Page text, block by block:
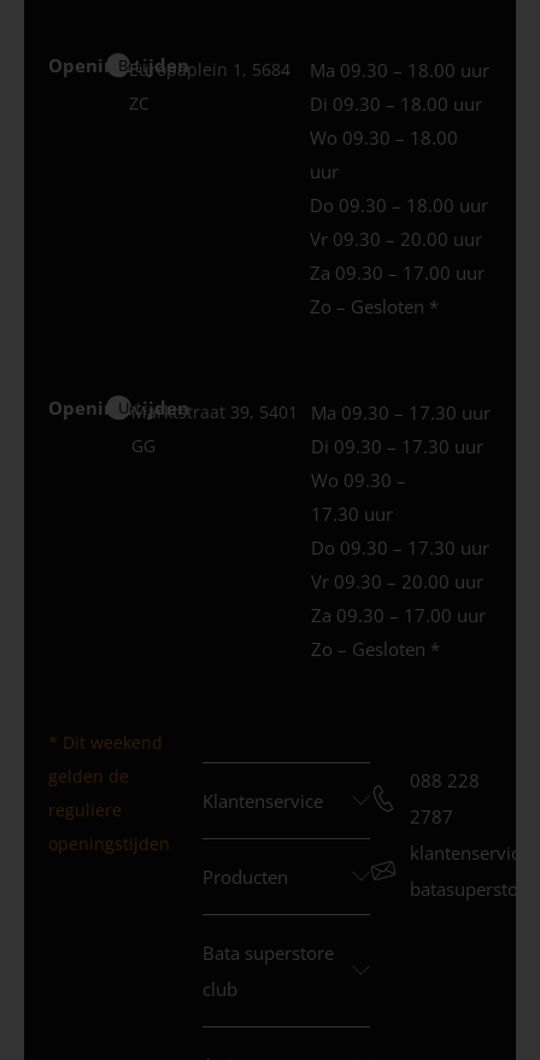
Openingstijden
Best
Europaplein 1, 5684
ZC
Ma 09.30 – 18.00 uur
Di 09.30 – 18.00 uur
Wo 09.30 – 18.00
uur
Do 09.30 – 18.00 uur
Vr 09.30 – 20.00 uur
Za 09.30 – 17.00 uur
Zo – Gesloten *
Openingstijden
Uden
Marktstraat 39, 5401
GG
Ma 09.30 – 17.30 uur
Di 09.30 – 17.30 uur
Wo 09.30 –
17.30 uur
Do 09.30 – 17.30 uur
Vr 09.30 – 20.00 uur
Za 09.30 – 17.00 uur
Zo – Gesloten *
* Dit weekend
gelden de
reguliere
openingstijden
Klantenservice
Producten
Bata superstore
club
088 228
2787